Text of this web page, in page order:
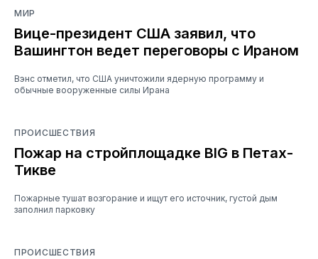
МИР
Вице-президент США заявил, что
Вашингтон ведет переговоры с Ираном
Вэнс отметил, что США уничтожили ядерную программу и
обычные вооруженные силы Ирана
ПРОИСШЕСТВИЯ
Пожар на стройплощадке BIG в Петах-
Тикве
Пожарные тушат возгорание и ищут его источник, густой дым
заполнил парковку
ПРОИСШЕСТВИЯ